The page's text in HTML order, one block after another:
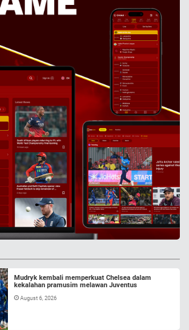
Mudryk kembali memperkuat Chelsea dalam
kekalahan pramusim melawan Juventus
August 6, 2026